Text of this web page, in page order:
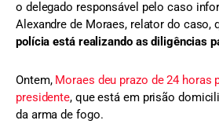
o delegado responsável pelo caso
Alexandre de Moraes, relator do caso,
polícia está realizando as diligências
Ontem, Moraes deu prazo de 24 horas
presidente, que está em prisão
da arma de fogo.